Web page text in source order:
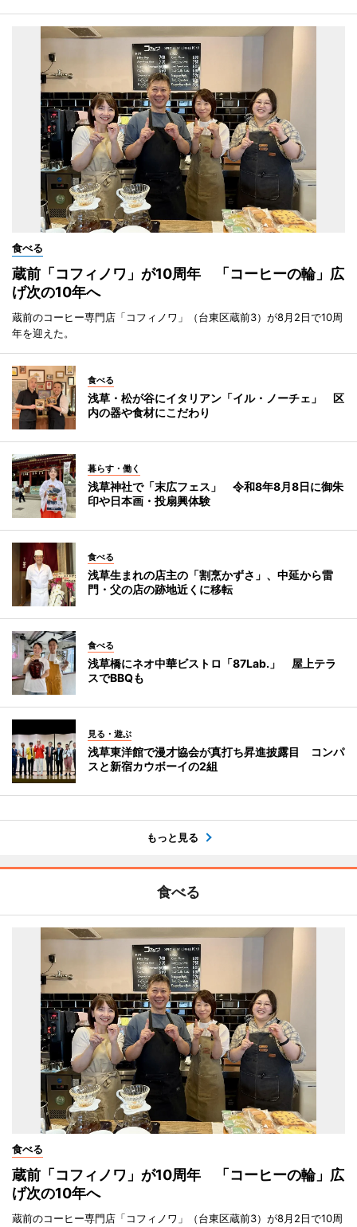
食べる
蔵前「コフィノワ」が10周年 「コーヒーの輪」広
げ次の10年へ
蔵前のコーヒー専門店「コフィノワ」（台東区蔵前3）が8月2日で10周
年を迎えた。
食べる
浅草・松が谷にイタリアン「イル・ノーチェ」 区
内の器や食材にこだわり
暮らす・働く
浅草神社で「末広フェス」 令和8年8月8日に御朱
印や日本画・投扇興体験
食べる
浅草生まれの店主の「割烹かずさ」、中延から雷
門・父の店の跡地近くに移転
食べる
浅草橋にネオ中華ビストロ「87Lab.」 屋上テラ
スでBBQも
見る・遊ぶ
浅草東洋館で漫才協会が真打ち昇進披露目 コンパ
スと新宿カウボーイの2組
もっと見る
食べる
食べる
蔵前「コフィノワ」が10周年 「コーヒーの輪」広
げ次の10年へ
蔵前のコーヒー専門店「コフィノワ」（台東区蔵前3）が8月2日で10周